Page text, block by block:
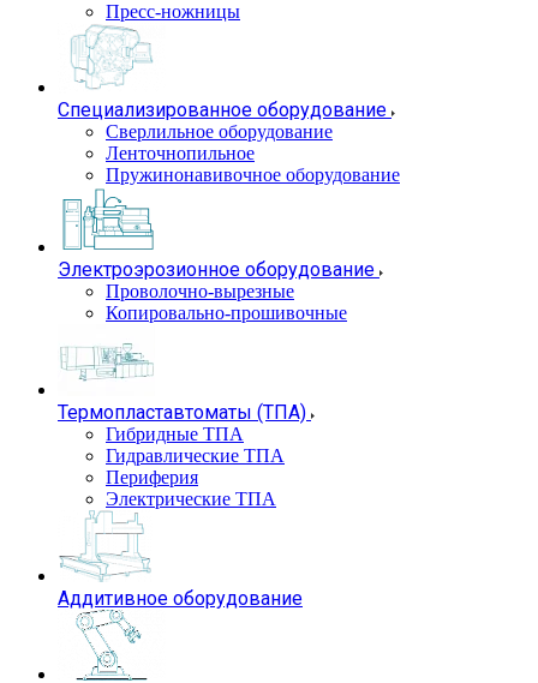
Пресс-ножницы
Специализированное оборудование
Сверлильное оборудование
Ленточнопильное
Пружинонавивочное оборудование
Электроэрозионное оборудование
Проволочно-вырезные
Копировально-прошивочные
Термопластавтоматы (ТПА)
Гибридные ТПА
Гидравлические ТПА
Периферия
Электрические ТПА
Аддитивное оборудование